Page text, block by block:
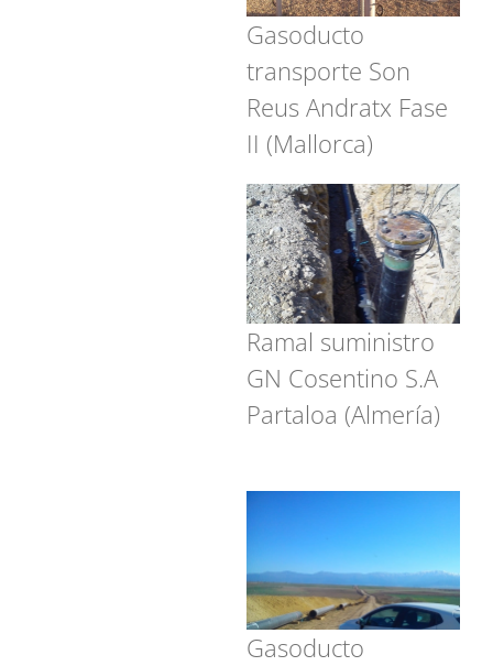
Gasoducto
transporte Son
Reus Andratx Fase
II (Mallorca)
Ramal suministro
GN Cosentino S.A
Partaloa (Almería)
Gasoducto